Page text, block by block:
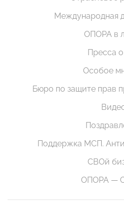
Международная
ОПОРА в
Пресса
Особое
Бюро по защите прав
Поддержка МСП.
СВОй
ОПОРА —